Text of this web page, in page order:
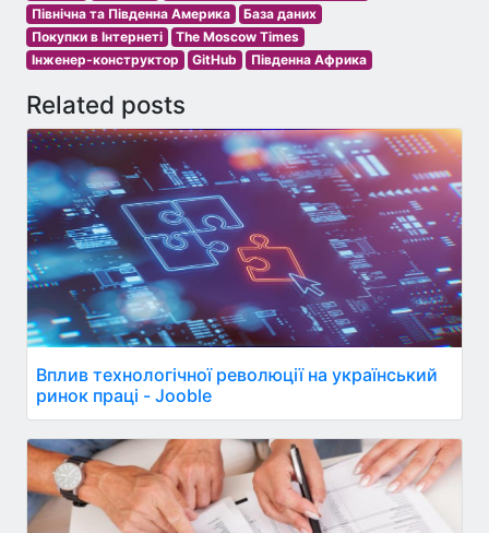
Північна та Південна Америка
База даних
Покупки в Інтернеті
The Moscow Times
Інженер-конструктор
GitHub Південна Африка
Related posts
Вплив технологічної революції на український
ринок праці - Jooble